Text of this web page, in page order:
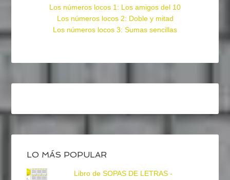
Los números locos 1: Los amigos del 10
Los números locos 2: Doble y mitad
Los números locos 3: Sumas sencillas
LO MÁS POPULAR
Libro de SOPAS DE LETRAS -